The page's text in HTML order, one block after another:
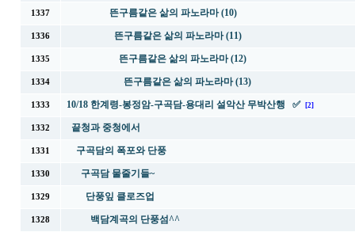
1337 뜬구름같은 삶의 파노라마 (10)
1336 뜬구름같은 삶의 파노라마 (11)
1335 뜬구름같은 삶의 파노라마 (12)
1334 뜬구름같은 삶의 파노라마 (13)
1333 10/18 한계령-봉정암-구곡담-용대리 설악산 무박산행 ✅ [2]
1332 끝청과 중청에서
1331 구곡담의 폭포와 단풍
1330 구곡담 물줄기들~
1329 단풍잎 클로즈업
1328 백담계곡의 단풍섬^^